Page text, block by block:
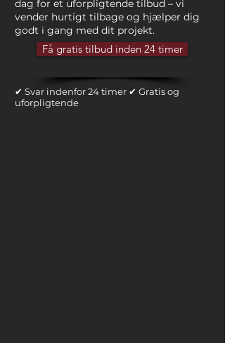
dag for et uforpligtende tilbud – vi
vender hurtigt tilbage og hjælper dig
godt i gang med dit projekt.
Få gratis tilbud inden 24 timer
✔ Svar indenfor 24 timer ✔ Gratis og
uforpligtende